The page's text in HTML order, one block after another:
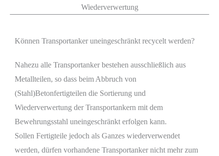
Wiederverwertung
Können Transportanker uneingeschränkt recycelt werden?
Nahezu alle Transportanker bestehen ausschließlich aus
Metallteilen, so dass beim Abbruch von
(Stahl)Betonfertigteilen die Sortierung und
Wiederverwertung der Transportankern mit dem
Bewehrungsstahl uneingeschränkt erfolgen kann.
Sollen Fertigteile jedoch als Ganzes wiederverwendet
werden, dürfen vorhandene Transportanker nicht mehr zum